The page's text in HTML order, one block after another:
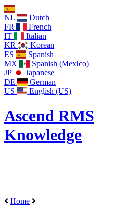
NL
Dutch
FR
French
IT
Italian
KR
Korean
ES
Spanish
MX
Spanish (Mexico)
JP
Japanese
DE
German
US
English (US)
Ascend RMS
Knowledge
Home